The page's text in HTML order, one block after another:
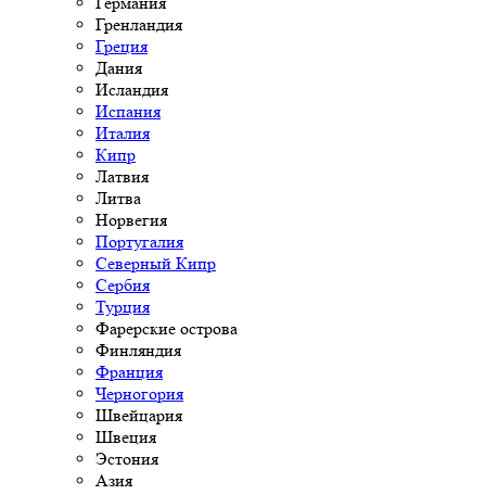
Гренландия
Греция
Дания
Исландия
Испания
Италия
Кипр
Латвия
Литва
Норвегия
Португалия
Северный Кипр
Сербия
Турция
Фарерские острова
Финляндия
Франция
Черногория
Швейцария
Швеция
Эстония
Азия